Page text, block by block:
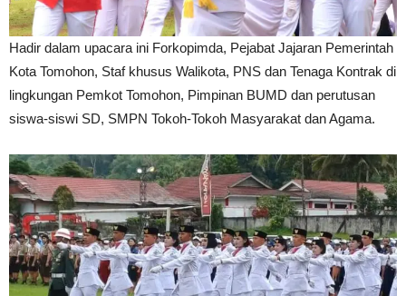
Hadir dalam upacara ini Forkopimda, Pejabat Jajaran Pemerintah
Kota Tomohon, Staf khusus Walikota, PNS dan Tenaga Kontrak di
lingkungan Pemkot Tomohon, Pimpinan BUMD dan perutusan
siswa-siswi SD, SMPN Tokoh-Tokoh Masyarakat dan Agama.